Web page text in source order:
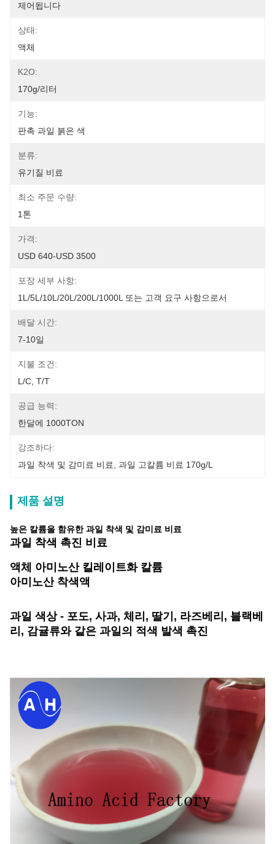
제어됩니다
상태:
액체
K2O:
170g/리터
기능:
판촉 과일 붉은 색
분류:
유기질 비료
최소 주문 수량:
1톤
가격:
USD 640-USD 3500
포장 세부 사항:
1L/5L/10L/20L/200L/1000L 또는 고객 요구 사항으로서
배달 시간:
7-10일
지불 조건:
L/C, T/T
공급 능력:
한달에 1000TON
강조하다:
과일 착색 및 감미료 비료
과일 고칼륨 비료 170g/l
제품 설명
높은 칼륨을 함유한 과일 착색 및 감미료 비료
과일 착색 촉진 비료
액체 아미노산 킬레이트화 칼륨
아미노산 착색액
과일 색상 - 포도, 사과, 체리, 딸기, 라즈베리, 블랙베
리, 감귤류와 같은 과일의 적색 발색 촉진